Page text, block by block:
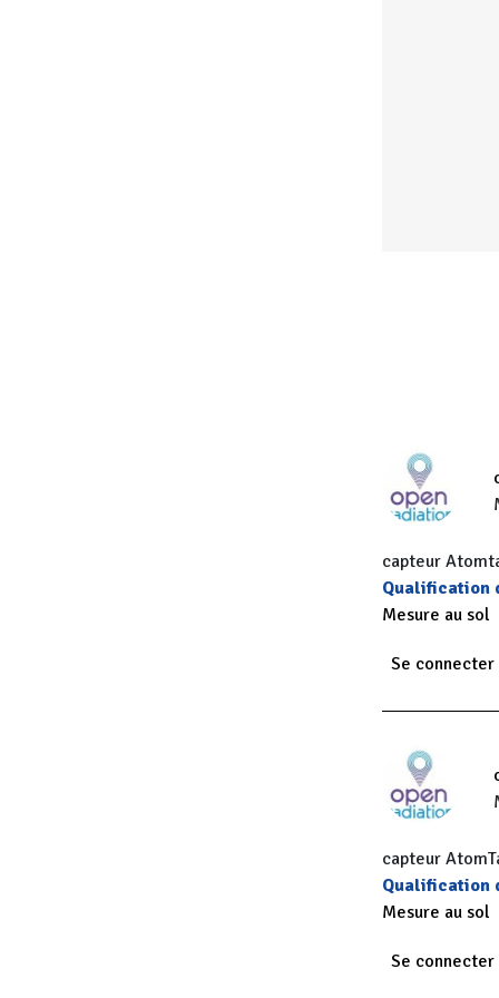
capteur
Qualification
Mesure au sol
Se connecter
capteur
Qualification
Mesure au sol
Se connecter